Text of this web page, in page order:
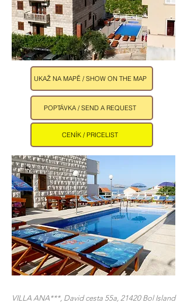
UKAŽ NA MAPĚ / SHOW ON THE MAP
POPTÁVKA / SEND A REQUEST
CENÍK / PRICELIST
VILLA ANA***, David cesta 55a, 21420 Bol Island